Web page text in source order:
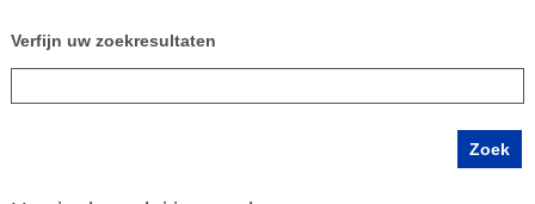
Verfijn uw zoekresultaten